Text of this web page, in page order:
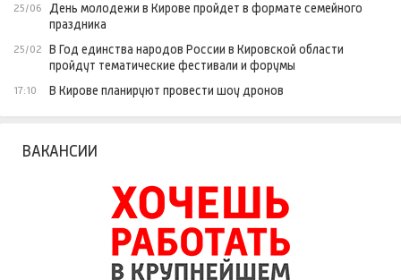
25/06
День молодежи в Кирове пройдет в формате семейного
праздника
25/02
В Год единства народов России в Кировской области
пройдут тематические фестивали и форумы
17:10 В Кирове планируют провести шоу дронов
ВАКАНСИИ